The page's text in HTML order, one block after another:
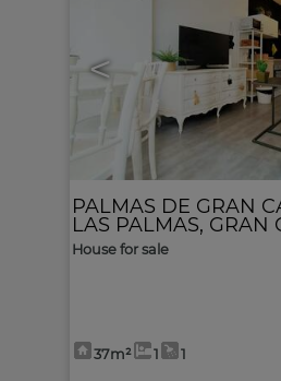
<
PALMAS DE GRAN
LAS PALMAS, GRAN
House for sale
37m² 1 1